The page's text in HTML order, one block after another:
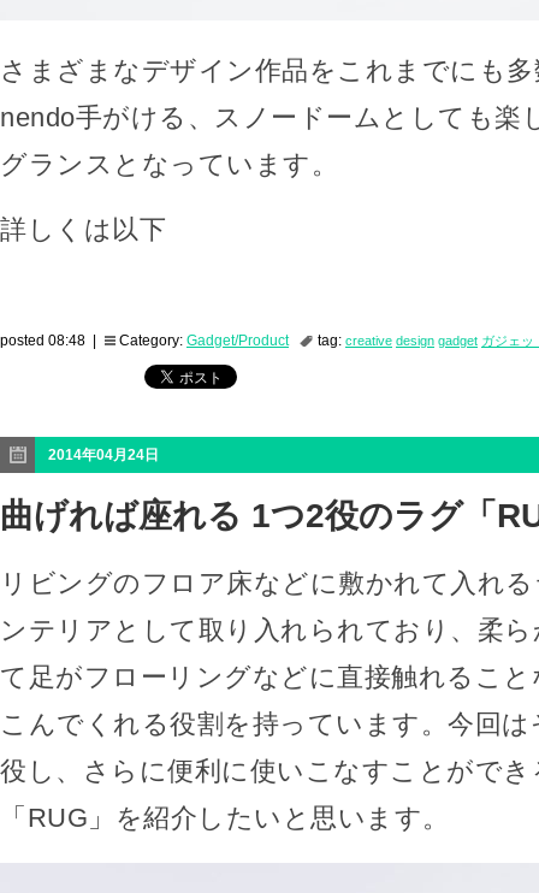
さまざまなデザイン作品をこれまでにも
nendo手がける、スノードームとしても楽
グランスとなっています。
詳しくは以下
posted 08:48 | Category: Gadget/Product tag: creative design gadget ガジェッ
2014年04月24日
曲げれば座れる 1つ2役のラグ「
リビングのフロア床などに敷かれて入れ
ンテリアとして取り入れられており、柔
て足がフローリングなどに直接触れるこ
こんでくれる役割を持っています。今回
役し、さらに便利に使いこなすことがで
「RUG」を紹介したいと思います。